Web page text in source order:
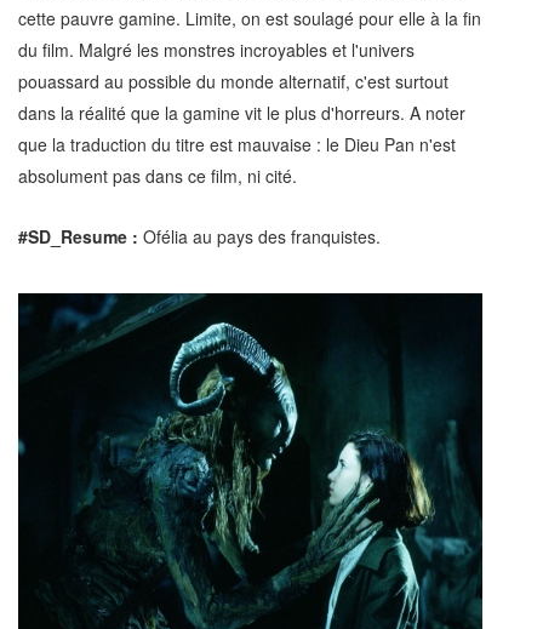
cette pauvre gamine. Limite, on est soulagé pour elle à la fin
du film. Malgré les monstres incroyables et l'univers
pouassard au possible du monde alternatif, c'est surtout
dans la réalité que la gamine vit le plus d'horreurs. A noter
que la traduction du titre est mauvaise : le Dieu Pan n'est
absolument pas dans ce film, ni cité.
#SD_Resume : Ofélia au pays des franquistes.